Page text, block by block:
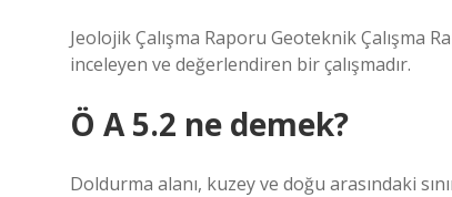
Jeolojik Çalışma Raporu Geoteknik
inceleyen ve değerlendiren bir çalışmadır.
Ö A 5.2 ne demek?
Doldurma alanı, kuzey ve doğu arasındaki